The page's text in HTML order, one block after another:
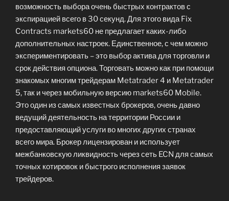
возможность выбора очень быстрых контрактов с
экспирацией всего в 30 секунд. Для этого вида Fix
Contracts markets60 не предлагает каких-либо
дополнительных настроек. Единственное, с чем можно
экспериментировать – это выбор актива для торговли и
срок действия опциона. Торговать можно как при помощи
знакомых многим трейдерам Metatrader 4 и Metatrader
5, так и через мобильную версию markets60 Mobile.
Это один из самых известных брокеров, очень давно
ведущий деятельность на территории России и
предоставляющий услуги во многих других странах
всего мира. Брокер лицензирован и использует
межбанковскую ликвидность через сеть ECN для самых
точных котировок и быстрого исполнения заявок
трейдеров.